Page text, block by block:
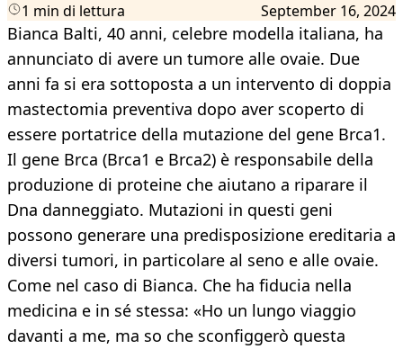
1 min di lettura September 16, 2024
Bianca Balti, 40 anni, celebre modella italiana, ha
annunciato di avere un tumore alle ovaie. Due
anni fa si era sottoposta a un intervento di doppia
mastectomia preventiva dopo aver scoperto di
essere portatrice della mutazione del gene Brca1.
Il gene Brca (Brca1 e Brca2) è responsabile della
produzione di proteine che aiutano a riparare il
Dna danneggiato. Mutazioni in questi geni
possono generare una predisposizione ereditaria a
diversi tumori, in particolare al seno e alle ovaie.
Come nel caso di Bianca. Che ha fiducia nella
medicina e in sé stessa: «Ho un lungo viaggio
davanti a me, ma so che sconfiggerò questa